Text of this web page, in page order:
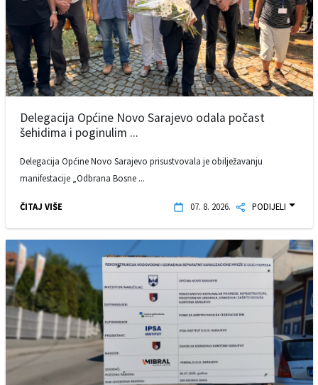
Delegacija Općine Novo Sarajevo odala počast
šehidima i poginulim ...
Delegacija Općine Novo Sarajevo prisustvovala je obilježavanju
manifestacije „Odbrana Bosne ...
ČITAJ VIŠE 07. 8. 2026. PODIJELI